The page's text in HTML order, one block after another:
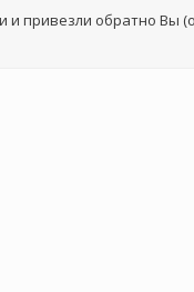
и привезли обратно Вы